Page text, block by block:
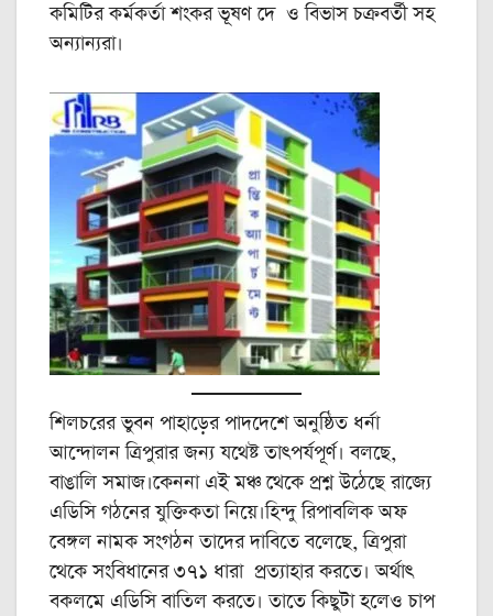
কমিটির কর্মকর্তা শংকর ভূষণ দে ও বিভাস চক্রবর্তী সহ
অন্যান্যরা।
শিলচরের ভুবন পাহাড়ের পাদদেশে অনুষ্ঠিত ধর্না
আন্দোলন ত্রিপুরার জন্য যথেষ্ট তাৎপর্যপূর্ণ। বলছে,
বাঙালি সমাজ।কেননা এই মঞ্চ থেকে প্রশ্ন উঠেছে রাজ্যে
এডিসি গঠনের যুক্তিকতা নিয়ে।হিন্দু রিপাবলিক অফ
বেঙ্গল নামক সংগঠন তাদের দাবিতে বলেছে, ত্রিপুরা
থেকে সংবিধানের ৩৭১ ধারা প্রত্যাহার করতে। অর্থাৎ
বকলমে এডিসি বাতিল করতে। তাতে কিছুটা হলেও চাপ